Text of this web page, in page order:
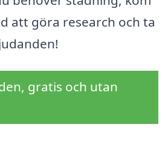
att göra research och ta
gratis och utan